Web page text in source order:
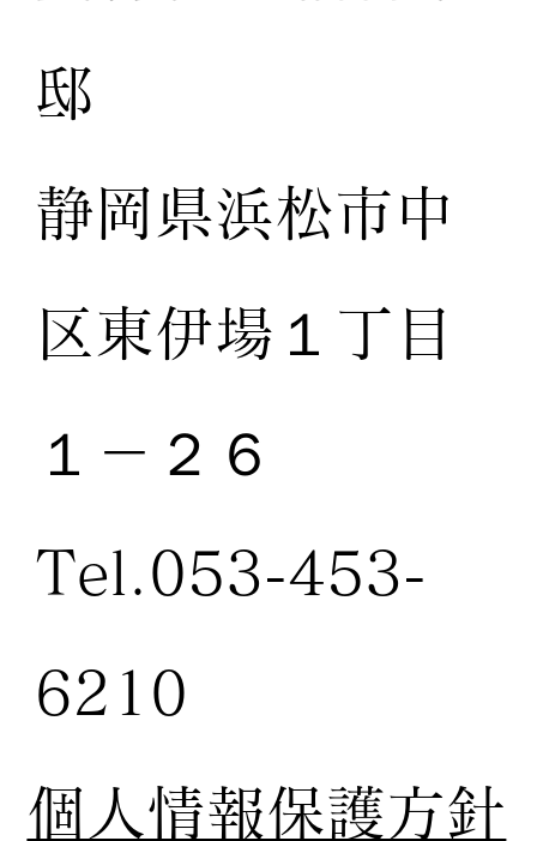
邸
静岡県浜松市中
区東伊場１丁目
１－２６
Tel.053-453-
6210
個人情報保護方針